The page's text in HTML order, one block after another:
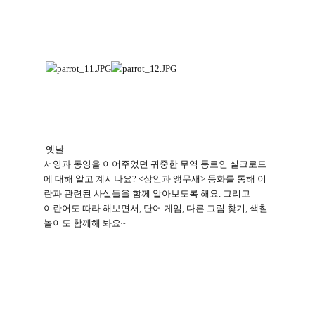
옛날
서양과 동양을 이어주었던 귀중한 무역 통로인 실크로드
에 대해 알고 계시나요? <상인과 앵무새> 동화를 통해 이
란과 관련된 사실들을 함께 알아보도록 해요
그리고
이란어도 따라 해보면서 단어 게임 다른 그림 찾기 ,색칠
놀이도 함께해 봐요~